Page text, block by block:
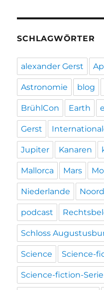
SCHLAGWÖRTER
alexander Gerst
Astronomie blog
BrühlCon Earth
Gerst
Jupiter Kanaren
Mallorca Mars
Niederlande
podcast
Schloss
Science Science-
Science-fiction-Serie